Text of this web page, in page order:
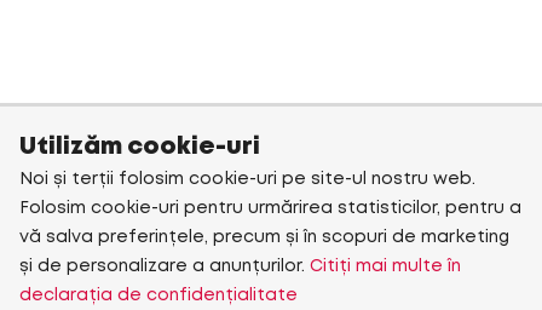
Utilizăm cookie-uri
Noi și terții folosim cookie-uri pe site-ul nostru web.
Folosim cookie-uri pentru urmărirea statisticilor, pentru a
vă salva preferințele, precum și în scopuri de marketing
și de personalizare a anunțurilor. Citiți mai multe în
declarația de confidențialitate